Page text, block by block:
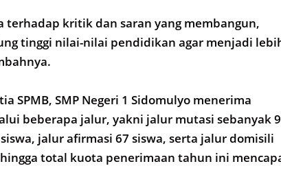
terhadap kritik dan saran yang membangun,
tinggi nilai-nilai pendidikan agar menjadi
SPMB, SMP Negeri 1 Sidomulyo menerima
beberapa jalur, yakni jalur mutasi sebanyak 9
jalur afirmasi 67 siswa, serta jalur domisili
total kuota penerimaan tahun ini